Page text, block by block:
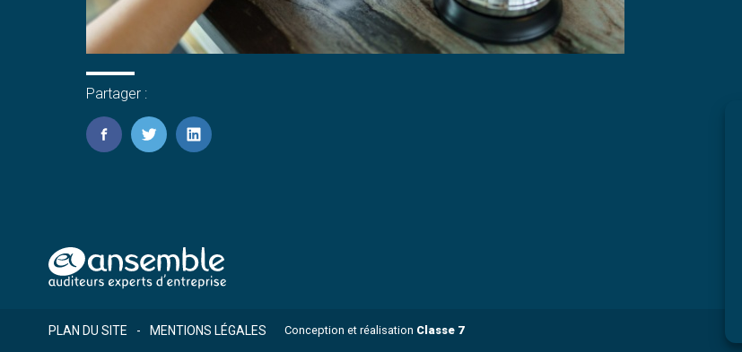
Partager :
FaceBook
TwitterLinkedIn
Footer
PLAN DU SITE MENTIONS LÉGALES Conception et réalisation Classe 7